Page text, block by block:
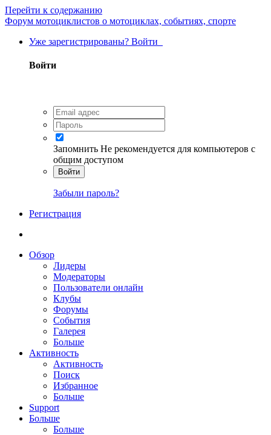
Перейти к содержанию
Форум мотоциклистов о мотоциклах, событиях, спорте
Уже зарегистрированы? Войти
Войти
Запомнить Не рекомендуется для компьютеров с
общим доступом
Войти
Забыли пароль?
Регистрация
Обзор
Лидеры
Модераторы
Пользователи онлайн
Клубы
Форумы
События
Галерея
Больше
Активность
Активность
Поиск
Избранное
Больше
Support
Больше
Больше